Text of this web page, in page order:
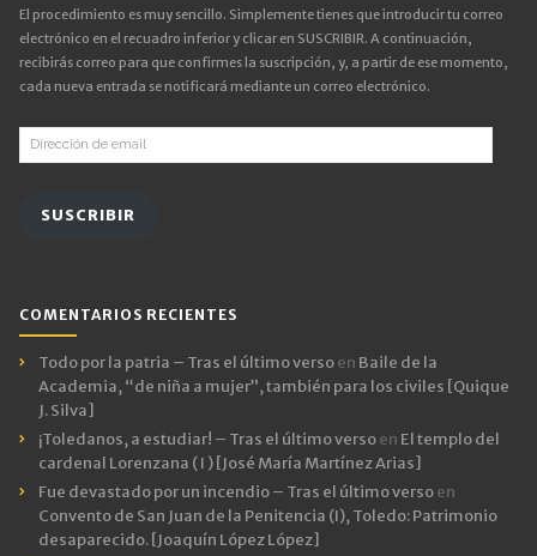
El procedimiento es muy sencillo. Simplemente tienes que introducir tu correo
electrónico en el recuadro inferior y clicar en SUSCRIBIR. A continuación,
recibirás correo para que confirmes la suscripción, y, a partir de ese momento,
cada nueva entrada se notificará mediante un correo electrónico.
Dirección
de
SUSCRIBIR
COMENTARIOS RECIENTES
Todo por la patria – Tras el último versoen Baile de la
Academia, “de niña a mujer”, también para los civiles [Quique
J. Silva]
¡Toledanos, a estudiar! – Tras el último versoen El templo del
cardenal Lorenzana ( I ) [José María Martínez Arias]
Fue devastado por un incendio – Tras el último versoen
Convento de San Juan de la Penitencia (I), Toledo: Patrimonio
desaparecido. [Joaquín López López]